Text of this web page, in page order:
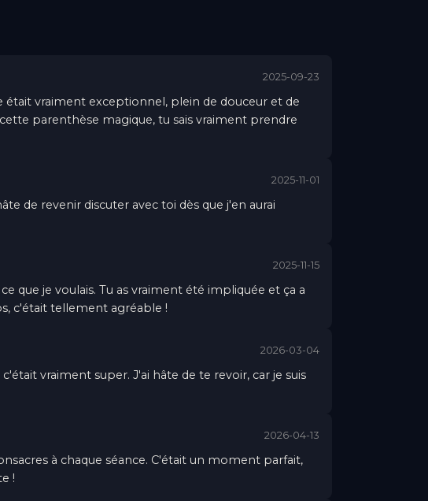
2025-09-23
vraiment exceptionnel, plein de douceur et de
parenthèse magique, tu sais vraiment prendre
2025-11-01
de revenir discuter avec toi dès que j'en aurai
2025-11-15
que je voulais. Tu as vraiment été impliquée et ça a
c'était tellement agréable !
2026-03-04
vraiment super. J'ai hâte de te revoir, car je suis
2026-04-13
à chaque séance. C'était un moment parfait,
!